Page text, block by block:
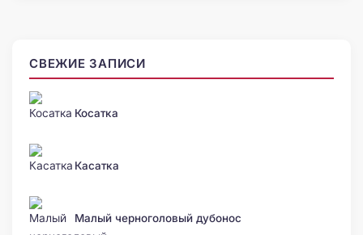
СВЕЖИЕ ЗАПИСИ
Косатка
Касатка
Малый черноголовый дубонос